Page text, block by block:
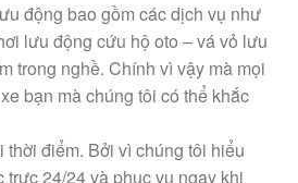
động bao gồm các dịch vụ như
lưu động cứu hộ oto – vá vỏ lưu
trong nghề. Chính vì vậy mà mọi
bạn mà chúng tôi có thể khắc
điểm. Bởi vì chúng tôi hiểu
24/24 và phục vụ ngay khi